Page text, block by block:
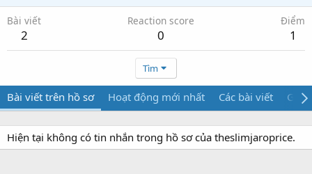
Bài viết
2
Reaction score
0
Điểm
1
Tìm
Bài viết trên hồ sơ Hoạt động mới nhất Các bài viết Giới
Hiện tại không có tin nhắn trong hồ sơ của theslimjaroprice.